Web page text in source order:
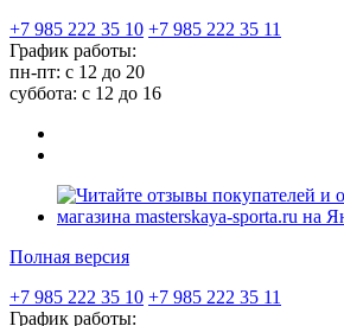
+7 985 222 35 10 +7 985 222 35 11
График работы:
пн-пт: с 12 до 20
суббота: c 12 до 16
Полная версия
+7 985 222 35 10 +7 985 222 35 11
График работы: